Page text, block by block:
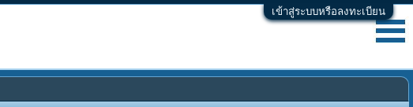
เข้าสู่ระบบหรือลงทะเบียน